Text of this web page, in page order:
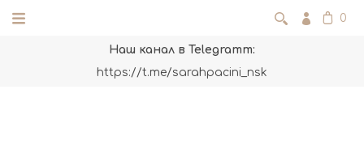
0
Наш канал в Telegramm:
https://t.me/sarahpacini_nsk